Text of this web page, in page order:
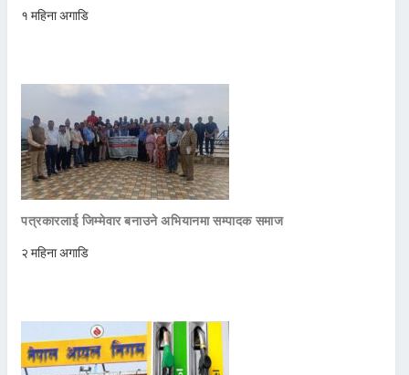
१ महिना अगाडि
पत्रकारलाई जिम्मेवार बनाउने अभियानमा सम्पादक समाज
२ महिना अगाडि